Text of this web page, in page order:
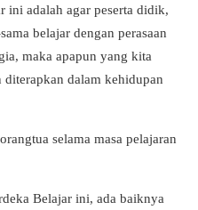
ini adalah agar peserta didik,
belajar dengan perasaan
maka apapun yang kita
dalam kehidupan
selama masa pelajaran
Belajar ini, ada baiknya